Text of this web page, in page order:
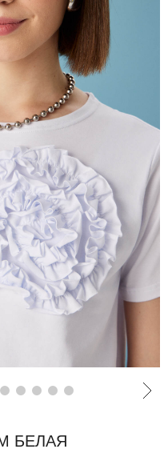
БЕЛАЯ